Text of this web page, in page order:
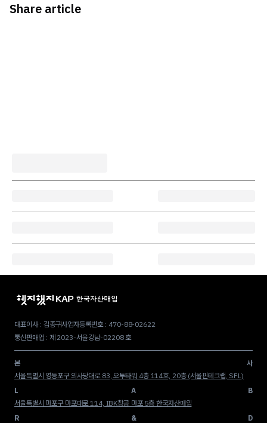
Share article
대표이사 : 김종구사업자등록번호 : 470-88-02622
통신판매업 : 제 2023-서울강남-02208 호
본
사
서울특별시 영등포구 의사당대로 83, 오투타워 4층 114호, 20층 (서울핀테크랩, SFL)
L
A
B
서울특별시 마포구 마포대로 114, IBK창공 마포 5층 한국자산매입
R
& D